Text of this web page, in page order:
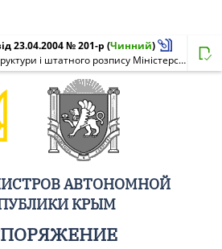
23.04.2004 № 201-р (Чинний)
Про затвердження структури і штатного розпису Міністерства культури Автономної Республіки Крим
АВТОНОМНОЙ
КРЫМ